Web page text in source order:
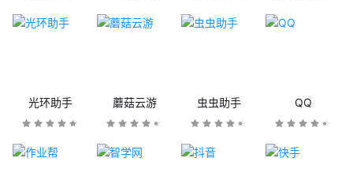
光环助手 蘑菇云游 虫虫助手 QQ